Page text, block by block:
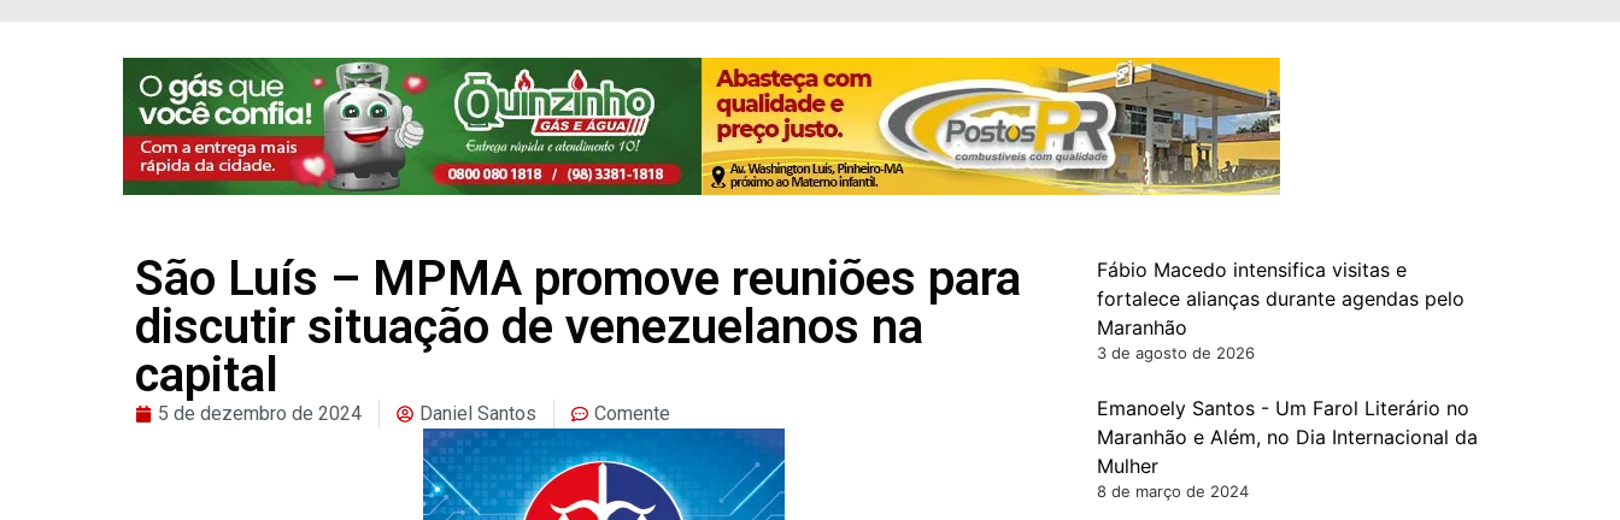
São Luís – MPMA promove reuniões para
discutir situação de venezuelanos na
capital
5 de dezembro de 2024 Daniel Santos Comente
Fábio Macedo intensifica visitas e
fortalece alianças durante agendas pelo
Maranhão
3 de agosto de 2026
Emanoely Santos - Um Farol Literário no
Maranhão e Além, no Dia Internacional da
Mulher
8 de março de 2024